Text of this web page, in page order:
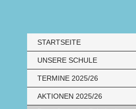
STARTSEITE
UNSERE SCHULE
TERMINE 2025/26
AKTIONEN 2025/26